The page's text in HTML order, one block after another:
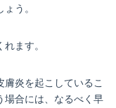
う。
ます。
炎を起こしているこ
場合には、なるべく早